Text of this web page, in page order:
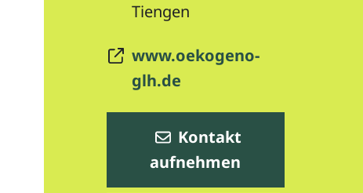
Tiengen
www.oekogeno-
glh.de
Kontakt
aufnehmen